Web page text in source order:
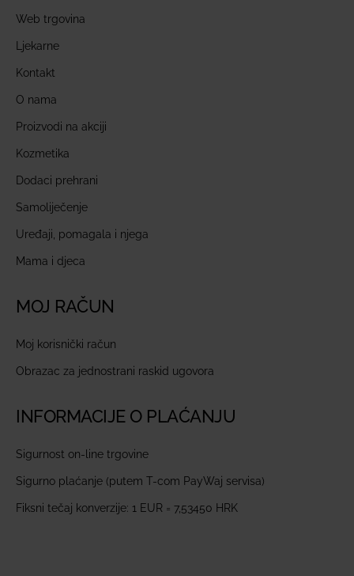
Web trgovina
Ljekarne
Kontakt
O nama
Proizvodi na akciji
Kozmetika
Dodaci prehrani
Samoliječenje
Uređaji, pomagala i njega
Mama i djeca
MOJ RAČUN
Moj korisnički račun
Obrazac za jednostrani raskid ugovora
INFORMACIJE O PLAĆANJU
Sigurnost on-line trgovine
Sigurno plaćanje (putem T-com PayWaj servisa)
Fiksni tečaj konverzije: 1 EUR = 7,53450 HRK